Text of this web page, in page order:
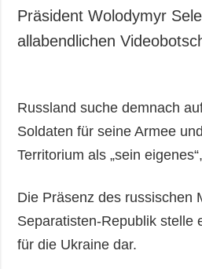
Präsident Wolodymyr
allabendlichen
Russland suche demnach
Soldaten für seine Armee
Territorium als „sein
Die Präsenz des russischen
Separatisten-Republik stelle
für die Ukraine dar.